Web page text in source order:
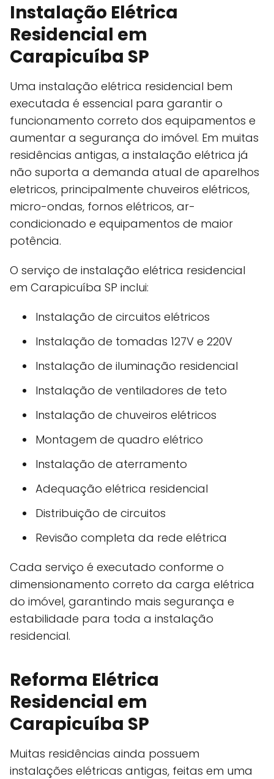
Instalação Elétrica
Residencial em
Carapicuíba SP
Uma instalação elétrica residencial bem
executada é essencial para garantir o
funcionamento correto dos equipamentos e
aumentar a segurança do imóvel. Em muitas
residências antigas, a instalação elétrica já
não suporta a demanda atual de aparelhos
eletricos, principalmente chuveiros elétricos,
micro-ondas, fornos elétricos, ar-
condicionado e equipamentos de maior
potência.
O serviço de instalação elétrica residencial
em Carapicuíba SP inclui:
Instalação de circuitos elétricos
Instalação de tomadas 127V e 220V
Instalação de iluminação residencial
Instalação de ventiladores de teto
Instalação de chuveiros elétricos
Montagem de quadro elétrico
Instalação de aterramento
Adequação elétrica residencial
Distribuição de circuitos
Revisão completa da rede elétrica
Cada serviço é executado conforme o
dimensionamento correto da carga elétrica
do imóvel, garantindo mais segurança e
estabilidade para toda a instalação
residencial.
Reforma Elétrica
Residencial em
Carapicuíba SP
Muitas residências ainda possuem
instalações elétricas antigas, feitas em uma